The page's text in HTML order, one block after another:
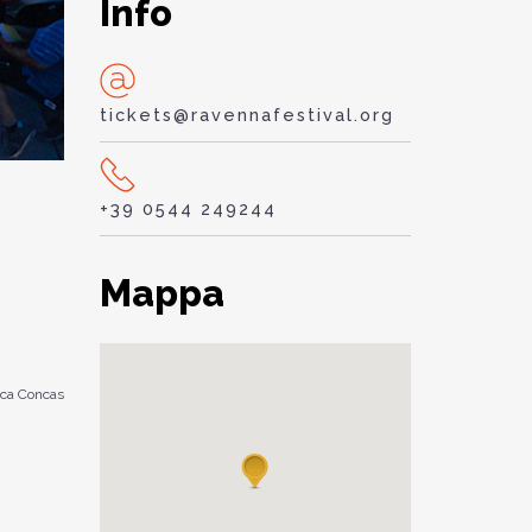
Concas
Info
tickets@ravennafestival.org
+39 0544 249244
Mappa